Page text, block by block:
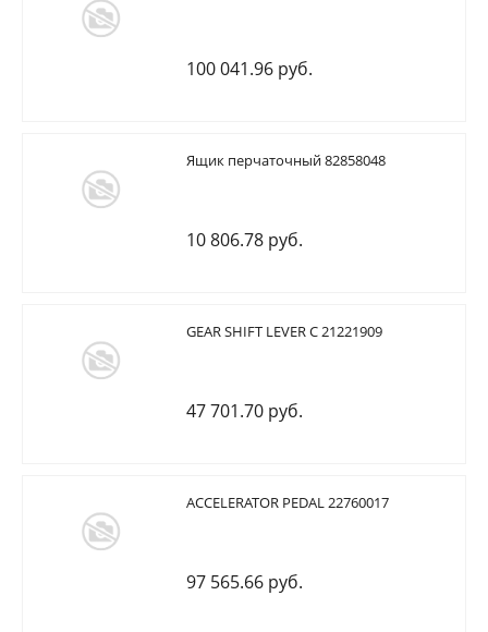
100 041.96 руб.
Ящик перчаточный 82858048
10 806.78 руб.
GEAR SHIFT LEVER C 21221909
47 701.70 руб.
ACCELERATOR PEDAL 22760017
97 565.66 руб.